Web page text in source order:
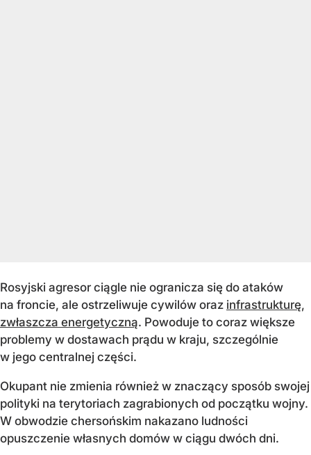
Rosyjski agresor ciągle nie ogranicza się do ataków
na froncie, ale ostrzeliwuje cywilów oraz infrastrukturę,
zwłaszcza energetyczną. Powoduje to coraz większe
problemy w dostawach prądu w kraju, szczególnie
w jego centralnej części.
Okupant nie zmienia również w znaczący sposób swojej
polityki na terytoriach zagrabionych od początku wojny.
W obwodzie chersońskim nakazano ludności
opuszczenie własnych domów w ciągu dwóch dni.